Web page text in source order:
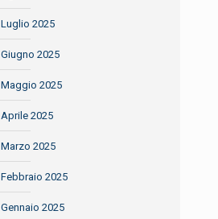
Luglio 2025
Giugno 2025
Maggio 2025
Aprile 2025
Marzo 2025
Febbraio 2025
Gennaio 2025